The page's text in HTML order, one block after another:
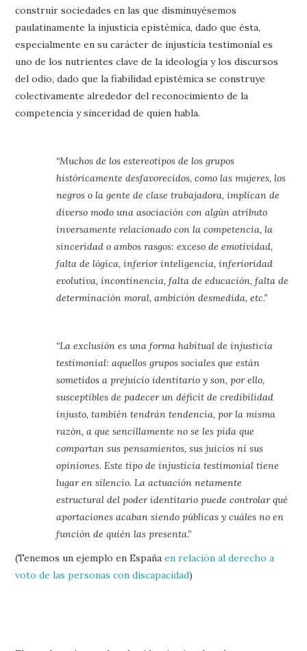
construir sociedades en las que disminuyésemos
paulatinamente la injusticia epistémica, dado que ésta,
especialmente en su carácter de injusticia testimonial es
uno de los nutrientes clave de la ideología y los discursos
del odio, dado que la fiabilidad epistémica se construye
colectivamente alrededor del reconocimiento de la
competencia y sinceridad de quien habla.
“Muchos de los estereotipos de los grupos
históricamente desfavorecidos, como las mujeres, los
negros o la gente de clase trabajadora, implican de
diverso modo una asociación con algún atributo
inversamente relacionado con la competencia, la
sinceridad o ambos rasgos: exceso de emotividad,
falta de lógica, inferior inteligencia, inferioridad
evolutiva, incontinencia, falta de educación, falta de
determinación moral, ambición desmedida, etc.”
“La exclusión es una forma habitual de injusticia
testimonial: aquellos grupos sociales que están
sometidos a prejuicio identitario y son, por ello,
susceptibles de padecer un déficit de credibilidad
injusto, también tendrán tendencia, por la misma
razón, a que sencillamente no se les pida que
compartan sus pensamientos, sus juicios ni sus
opiniones. Este tipo de injusticia testimonial tiene
lugar en silencio. La actuación netamente
estructural del poder identitario puede controlar qué
aportaciones acaban siendo públicas y cuáles no en
función de quién las presenta.”
(Tenemos un ejemplo en Españaen relación al derecho a
voto de las personas con discapacidad)